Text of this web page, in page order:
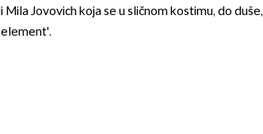
Jovovich koja se u sličnom kostimu, do duše,